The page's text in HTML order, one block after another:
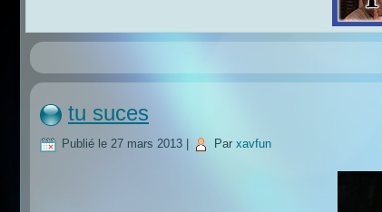
tu suces
Publié le 27 mars 2013 Par xavfun